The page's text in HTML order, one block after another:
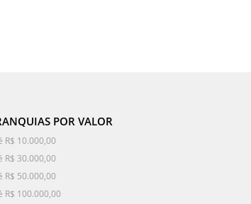
POR VALOR
R$ 10.000,00
R$ 30.000,00
R$ 50.000,00
R$ 100.000,00